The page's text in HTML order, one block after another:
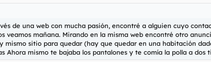
de una web con mucha pasión, encontré a alguien cuyo
veamos mañana. Mirando en la misma web encontré otro
mismo sitio para quedar (hay que quedar en una habitación
Ahora mismo te bajaba los pantalones y te comía la polla a dos